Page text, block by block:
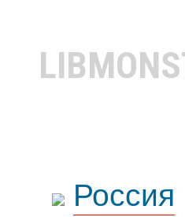
Россия